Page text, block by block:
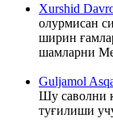
Xurshid
олурмисан
ширин
шамларни
Guljamol
Шу саволни
туғилиши